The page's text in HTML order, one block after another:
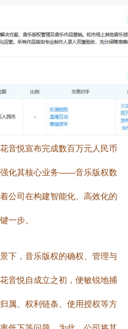
音悦宣布完成数百万元人民币
化其核心业务——音乐版权数
公司在构建智能化、高效化的
一步。
下，音乐版权的确权、管理与
音悦自成立之初，便敏锐地捕
属、权利链条、使用授权等方